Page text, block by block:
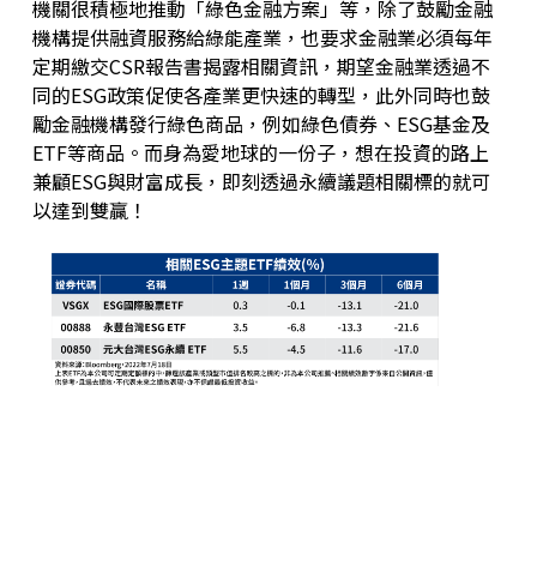
機關很積極地推動「綠色金融方案」等，除了鼓勵金融
機構提供融資服務給綠能產業，也要求金融業必須每年
定期繳交CSR報告書揭露相關資訊，期望金融業透過不
同的ESG政策促使各產業更快速的轉型，此外同時也鼓
勵金融機構發行綠色商品，例如綠色債券、ESG基金及
ETF等商品。而身為愛地球的一份子，想在投資的路上
兼顧ESG與財富成長，即刻透過永續議題相關標的就可
以達到雙贏！